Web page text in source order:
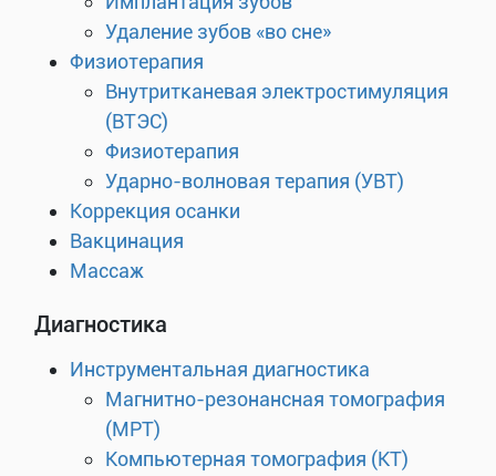
Удаление зубов «во сне»
Физиотерапия
Внутритканевая электростимуляция
(ВТЭС)
Физиотерапия
Ударно-волновая терапия (УВТ)
Коррекция осанки
Вакцинация
Массаж
Диагностика
Инструментальная диагностика
Магнитно-резонансная томография
(МРТ)
Компьютерная томография (КТ)